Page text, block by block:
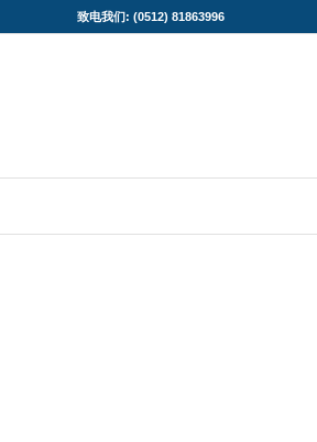
致电我们: (0512) 81863996